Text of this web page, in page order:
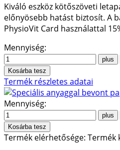
Kiváló eszköz kötőszöveti
előnyösebb hatást biztosít. A
PhysioVit Card használattal
Mennyiség:
Termék részletes adatai
Mennyiség:
Termék elérhetősége: Termék